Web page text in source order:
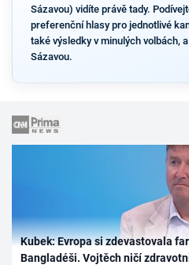
Sázavou) vidíte právě tady.
preferenční hlasy pro jednotlivé
také výsledky v minulých volbách,
Sázavou.
Kubek: Evropa si zdevastovala
Bangladéši. Vojtěch ničí